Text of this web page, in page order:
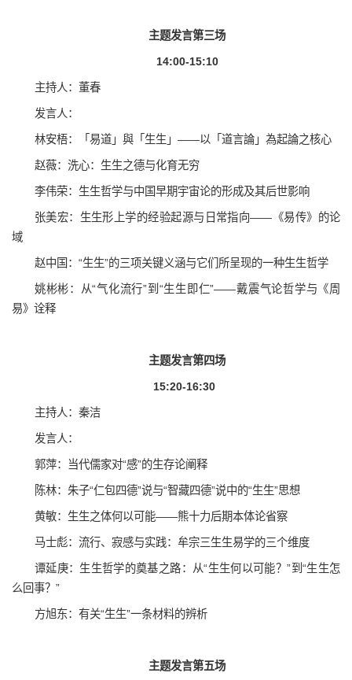
主题发言第三场
14:00-15:10
主持人：董春
发言人：
林安梧：「易道」與「生生」——以「道言論」為起論之核心
赵薇：洗心：生生之德与化育无穷
李伟荣：生生哲学与中国早期宇宙论的形成及其后世影响
张美宏：生生形上学的经验起源与日常指向——《易传》的论
域
赵中国：“生生”的三项关键义涵与它们所呈现的一种生生哲学
姚彬彬：从“气化流行”到“生生即仁”——戴震气论哲学与《周
易》诠释
主题发言第四场
15:20-16:30
主持人：秦洁
发言人：
郭萍：当代儒家对“感”的生存论阐释
陈林：朱子“仁包四德”说与“智藏四德”说中的“生生”思想
黄敏：生生之体何以可能——熊十力后期本体论省察
马士彪：流行、寂感与实践：牟宗三生生易学的三个维度
谭延庚：生生哲学的奠基之路：从“生生何以可能？”到“生生怎
么回事？”
方旭东：有关“生生”一条材料的辨析
主题发言第五场